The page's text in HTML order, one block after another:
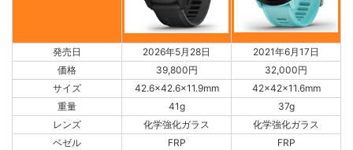
発売日 2026年5月28日
2021年6月17日
価格
39,800円
32,000円
サイズ
42.6x42.6x11.9mm
42x42x11.6mm
重量
41g
37g
レンズ
化学強化ガラス
化学強化ガラス
ベゼル
FRP
FRP